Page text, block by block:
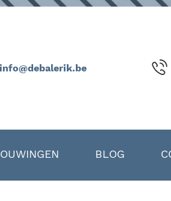
info@debalerik.be
BLOG